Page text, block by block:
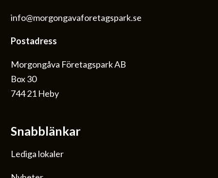
info@morgongavaforetagspark.se
Postadress
Morgongåva Företagspark AB
Box 30
744 21 Heby
Snabblänkar
Lediga lokaler